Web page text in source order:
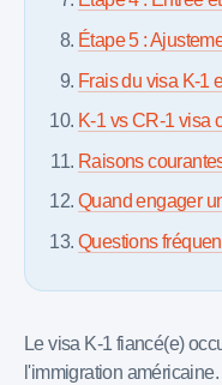
Étape 5 :
Frais du visa K-1
K-1 vs CR-1 visa
Raisons
Quand engager
Questions
Le visa K-1 fiancé(e)
l'immigration